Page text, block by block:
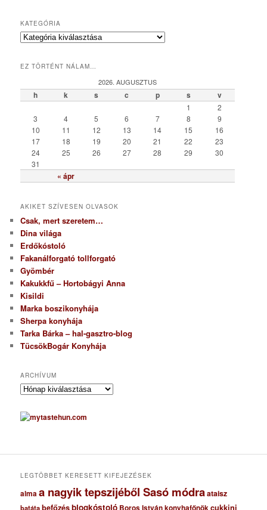
KATEGÓRIA
K
e
r
EZ TÖRTÉNT NÁLAM…
2026. AUGUSZTUS
h k s c p s v
« ápr
1
2
3
4 5 6 7 8
9
10
11 12 13 14 15
16
17
18 19 20 21 22
23
24
25 26 27 28 29
30
31
AKIKET SZÍVESEN OLVASOK
Csak, mert szeretem…
Dina világa
Erdőkóstoló
Fakanálforgató tollforgató
Gyömbér
Kakukkfű – Hortobágyi Anna
Kisildi
Marka boszikonyhája
Sherpa konyhája
Tarka Bárka – hal-gasztro-blog
TücsökBogár Konyhája
ARCHÍVUM
A
c
h
u
LEGTÖBBET KERESETT KIFEJEZÉSEK
almaa nagyik tepszijéből Sasó módraataisz
batáta befőzésblogkóstoló Boros István konyhafőnök cukkini